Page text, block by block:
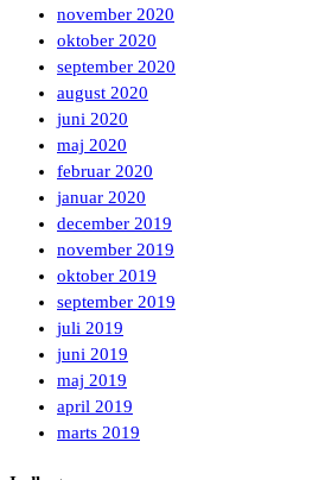
november 2020
oktober 2020
september 2020
august 2020
juni 2020
maj 2020
februar 2020
januar 2020
december 2019
november 2019
oktober 2019
september 2019
juli 2019
juni 2019
maj 2019
april 2019
marts 2019